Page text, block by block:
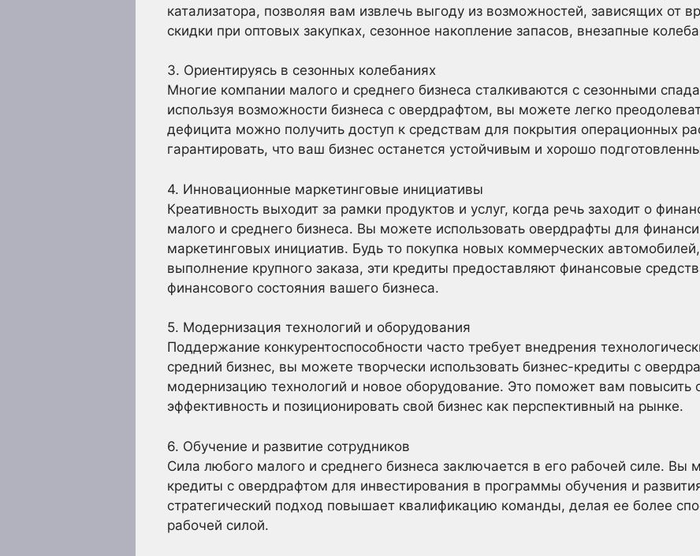
катализатора, позволяя вам извлечь выгоду из возможностей, зависящих от
скидки при оптовых закупках, сезонное накопление запасов, внезапные
3. Ориентируясь в сезонных колебаниях
Многие компании малого и среднего бизнеса сталкиваются с сезонными
используя возможности бизнеса с овердрафтом, вы можете легко
дефицита можно получить доступ к средствам для покрытия операционных
гарантировать, что ваш бизнес останется устойчивым и хорошо
4. Инновационные маркетинговые инициативы
Креативность выходит за рамки продуктов и услуг, когда речь заходит о
малого и среднего бизнеса. Вы можете использовать овердрафты для
маркетинговых инициатив. Будь то покупка новых коммерческих
выполнение крупного заказа, эти кредиты предоставляют финансовые
финансового состояния вашего бизнеса.
5. Модернизация технологий и оборудования
Поддержание конкурентоспособности часто требует внедрения
средний бизнес, вы можете творчески использовать бизнес-кредиты с
модернизацию технологий и новое оборудование. Это поможет вам повысить
эффективность и позиционировать свой бизнес как перспективный на рынке.
6. Обучение и развитие сотрудников
Сила любого малого и среднего бизнеса заключается в его рабочей силе. Вы
кредиты с овердрафтом для инвестирования в программы обучения и
стратегический подход повышает квалификацию команды, делая ее более
рабочей силой.